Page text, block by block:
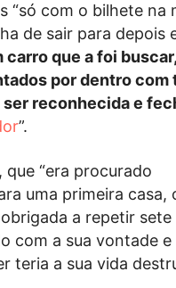
“só com o bilhete na
de sair para depois
que a foi
por dentro com
ser reconhecida e
”.
“era procurado
uma primeira casa,
a repetir sete
com a sua vontade e
teria a sua vida